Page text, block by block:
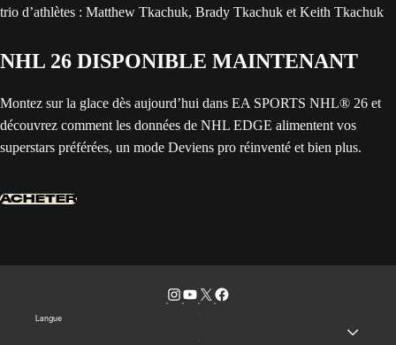
NHL 26 DISPONIBLE MAINTENANT
Montez sur la glace dès aujourd’hui dans EA SPORTS NHL® 26 et
découvrez comment les données de NHL EDGE alimentent vos
superstars préférées, un mode Deviens pro réinventé et bien plus.
ACHETER
Langue